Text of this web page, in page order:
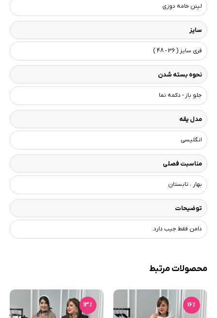
لینن خامه دوزی
سایز
فری سایز ( 36 - 48 )
نحوه بسته شدن
جلو باز - دکمه نما
مدل یقه
انگلیسی
مناسبت فصلی
بهار ، تابستان
توضیحات
دامن فقط جیب دارد.
محصولات مرتبط
16٪ 13٪